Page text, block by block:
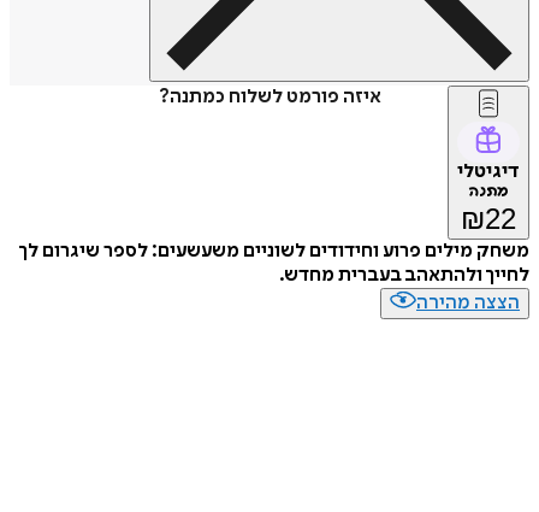
איזה פורמט לשלוח כמתנה?
דיגיטלי
מתנה
₪22
משחק מילים פרוע וחידודים לשוניים משעשעים: לספר שיגרום לך
לחייך ולהתאהב בעברית מחדש.
הצצה מהירה